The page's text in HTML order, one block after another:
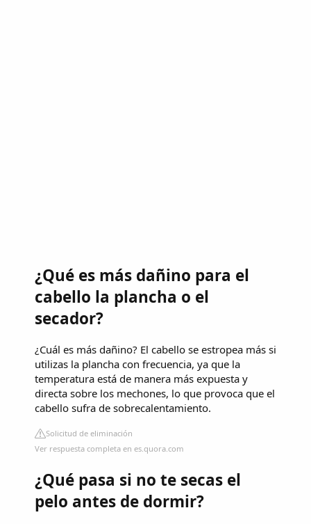
¿Qué es más dañino para el
cabello la plancha o el
secador?
¿Cuál es más dañino? El cabello se estropea más si
utilizas la plancha con frecuencia, ya que la
temperatura está de manera más expuesta y
directa sobre los mechones, lo que provoca que el
cabello sufra de sobrecalentamiento.
Solicitud de eliminación
Ver respuesta completa en es.quora.com
¿Qué pasa si no te secas el
pelo antes de dormir?